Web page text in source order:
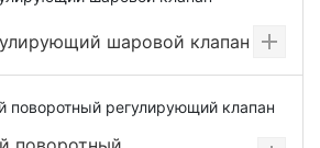
шаровой клапан